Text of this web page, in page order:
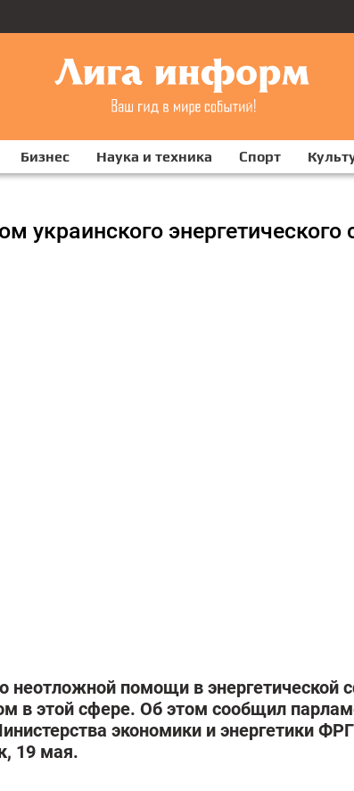
Бизнес Наука и техника Спорт
украинского энергетического
помощи в энергетической
в этой сфере. Об этом сообщил
экономики и энергетики
19 мая.